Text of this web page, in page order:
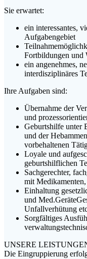
Sie erwartet:
ein interessantes,
Aufgabengebiet
Fortbildungen und
ein angenehmes,
interdisziplinäres
Ihre Aufgaben sind:
Übernahme der
und
Geburtshilfe unter
und der
vorbehaltenen
Loyale und
geburtshilflichen
Sachgerechter,
mit
Einhaltung
und
Unfallverhütung
Sorgfältiges
UNSERE
Die Eingruppierung